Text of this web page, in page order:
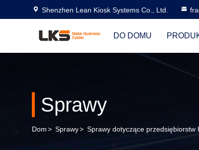
Shenzhen Lean Kiosk Systems Co., Ltd.
DO DOMU
Sprawy
Dom> Sprawy> Sprawy dotyczące przedsiębiorstw